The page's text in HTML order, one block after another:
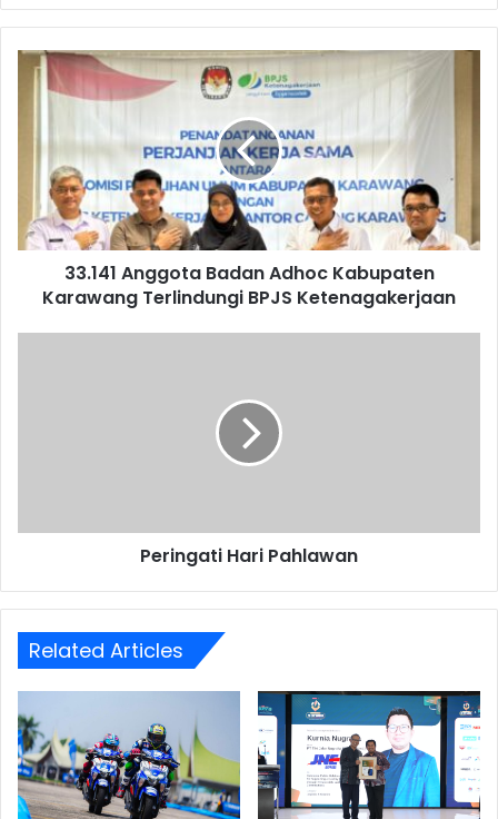
33.141
Anggota
Kabupaten
Karawang
Terlindungi
BPJS
Ketenagakerjaan
33.141 Anggota Badan Adhoc Kabupaten
Karawang Terlindungi BPJS Ketenagakerjaan
Peringati Hari Pahlawan
Related Articles